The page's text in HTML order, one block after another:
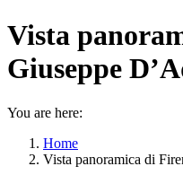
Vista
Giuseppe
You are here:
Home
Vista panoramica di